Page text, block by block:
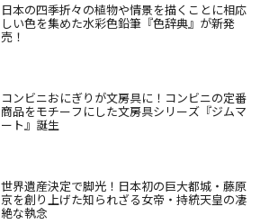
日本の四季折々の植物や情景を描くことに相応
しい色を集めた水彩色鉛筆『色辞典』が新発
売！
コンビニおにぎりが文房具に！コンビニの定番
商品をモチーフにした文房具シリーズ『ジムマ
ート』誕生
世界遺産決定で脚光！日本初の巨大都城・藤原
京を創り上げた知られざる女帝・持統天皇の凄
絶な執念